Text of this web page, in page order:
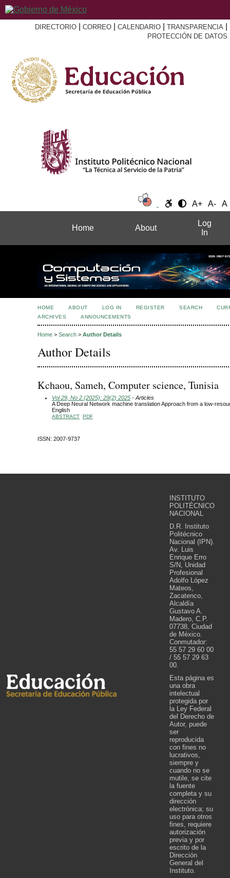
DIRECTORIO CORREO CALENDARIO TRANSPARENCIA
PROTECCIÓN DE DATOS
A+ A- A
Home About
Log
In
HOME ABOUT LOG IN REGISTER SEARCH
ARCHIVES
ANNOUNCEMENTS
Home > Search > Author Details
Author Details
Kchaou, Sameh, Computer science, Tunisia
Vol 29, No 2 (2025): 29(2) 2025 - Articles
A Deep Neural Network machine translation Approach from a low-
English
ABSTRACT PDF
ISSN: 2007-9737
INSTITUTO
POLITÉCNICO
NACIONAL
D.R. Instituto
Politécnico
Nacional (IPN).
Av. Luis
Enrique Erro
S/N, Unidad
Profesional
Adolfo López
Mateos,
Zacatenco,
Alcaldía
Gustavo A.
Madero, C.P.
07738, Ciudad
de México.
Conmutador:
55 57 29 60 00
/ 55 57 29 63
00.
Esta página es
una obra
intelectual
protegida por
la Ley Federal
del Derecho de
Autor, puede
ser
reproducida
con fines no
lucrativos,
siempre y
cuando no se
mutile, se cite
la fuente
completa y su
dirección
electrónica; su
uso para otros
fines, requiere
autorización
previa y por
escrito de la
Dirección
General del
Instituto.